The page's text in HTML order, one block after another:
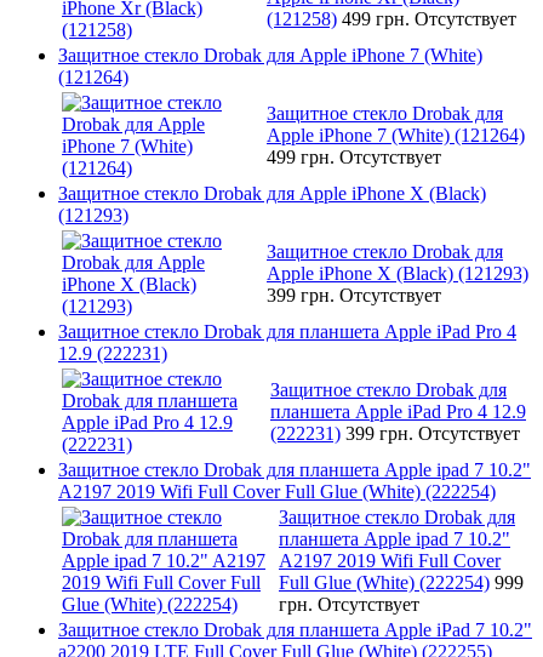
(121258) 499 грн. Отсутствует
Защитное стекло Drobak для Apple iPhone 7 (White)
(121264)
Защитное стекло Drobak для
Apple iPhone 7 (White) (121264)
499 грн. Отсутствует
Защитное стекло Drobak для Apple iPhone X (Black)
(121293)
Защитное стекло Drobak для
Apple iPhone X (Black) (121293)
399 грн. Отсутствует
Защитное стекло Drobak для планшета Apple iPad Pro 4
12.9 (222231)
Защитное стекло Drobak для
планшета Apple iPad Pro 4 12.9
(222231) 399 грн. Отсутствует
Защитное стекло Drobak для планшета Apple ipad 7 10.2"
A2197 2019 Wifi Full Cover Full Glue (White) (222254)
Защитное стекло Drobak для
планшета Apple ipad 7 10.2"
A2197 2019 Wifi Full Cover
Full Glue (White) (222254) 999
грн. Отсутствует
Защитное стекло Drobak для планшета Apple iPad 7 10.2"
a2200 2019 LTE Full Cover Full Glue (White) (222255)